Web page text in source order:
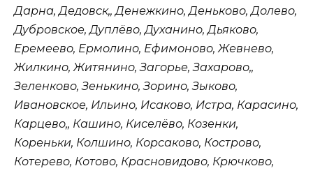
Дарна, Дедовск,, Денежкино, Деньково, Долево,
Дубровское, Дуплёво, Духанино, Дьяково,
Еремеево, Ермолино, Ефимоново, Жевнево,
Жилкино, Житянино, Загорье, Захарово,,
Зеленково, Зенькино, Зорино, Зыково,
Ивановское, Ильино, Исаково, Истра, Карасино,
Карцево,, Кашино, Киселёво, Козенки,
Кореньки, Колшино, Корсаково, Кострово,
Котерево, Котово, Красновидово, Крючково,